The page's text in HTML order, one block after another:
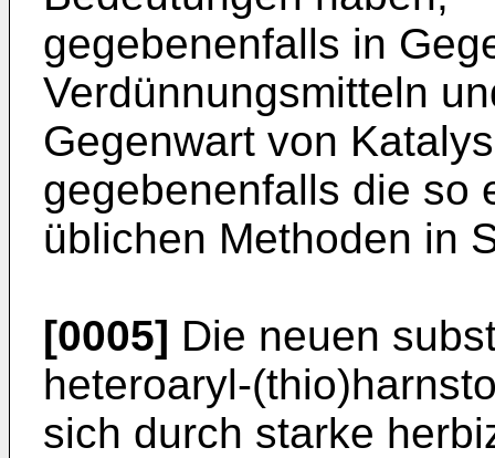
gegebenenfalls in
Verdünnungsmitteln
Gegenwart von
gegebenenfalls die so
üb­lichen Methoden in
[0005] Die neuen
heteroaryl-­
sich durch starke